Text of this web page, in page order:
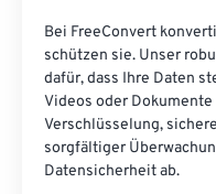
Bei FreeConvert
schützen sie. Unser
dafür, dass Ihre Daten
Videos oder
Verschlüsselung,
sorgfältiger
Datensicherheit ab.